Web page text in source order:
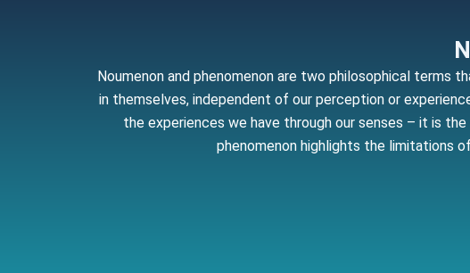
Noumenon and phenomenon are two philosophical
in themselves, independent of our perception or
the experiences we have through our senses – it is
phenomenon highlights the limitations